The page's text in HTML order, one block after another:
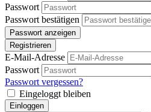
Passwort
Passwort bestätigen
Passwort anzeigen
Registrieren
E-Mail-Adresse
Passwort
Passwort vergessen?
Eingeloggt bleiben
Einloggen